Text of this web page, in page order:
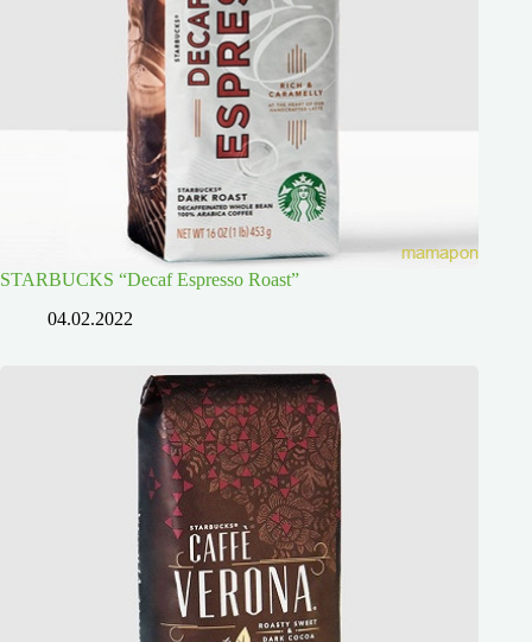
STARBUCKS “Decaf Espresso Roast”
04.02.2022